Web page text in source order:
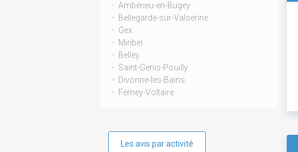
Ambérieu-en-Bugey
Bellegarde-sur-Valserine
Gex
Miribel
Belley
Saint-Genis-Pouilly
Divonne-les-Bains
Ferney-Voltaire
Les avis par activité